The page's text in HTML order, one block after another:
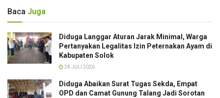
Baca Juga
Diduga Langgar Aturan Jarak Minimal, Warga
Pertanyakan Legalitas Izin Peternakan Ayam di
Kabupaten Solok
24 JULI 2026
Diduga Abaikan Surat Tugas Sekda, Empat
OPD dan Camat Gunung Talang Jadi Sorotan